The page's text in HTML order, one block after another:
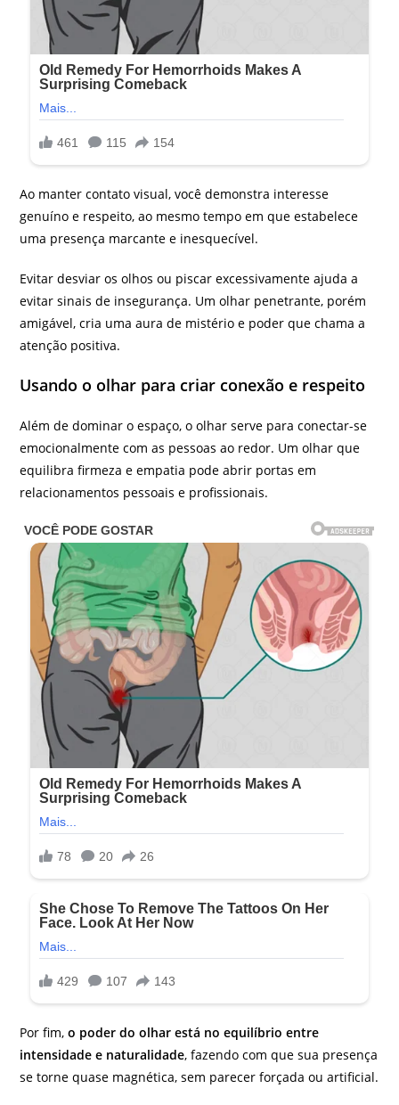
Ao manter contato visual, você demonstra interesse
genuíno e respeito, ao mesmo tempo em que estabelece
uma presença marcante e inesquecível.
Evitar desviar os olhos ou piscar excessivamente ajuda a
evitar sinais de insegurança. Um olhar penetrante, porém
amigável, cria uma aura de mistério e poder que chama a
atenção positiva.
Usando o olhar para criar conexão e respeito
Além de dominar o espaço, o olhar serve para conectar-se
emocionalmente com as pessoas ao redor. Um olhar que
equilibra firmeza e empatia pode abrir portas em
relacionamentos pessoais e profissionais.
Por fim,o poder do olhar está no equilíbrio entre
intensidade e naturalidade, fazendo com que sua presença
se torne quase magnética, sem parecer forçada ou artificial.